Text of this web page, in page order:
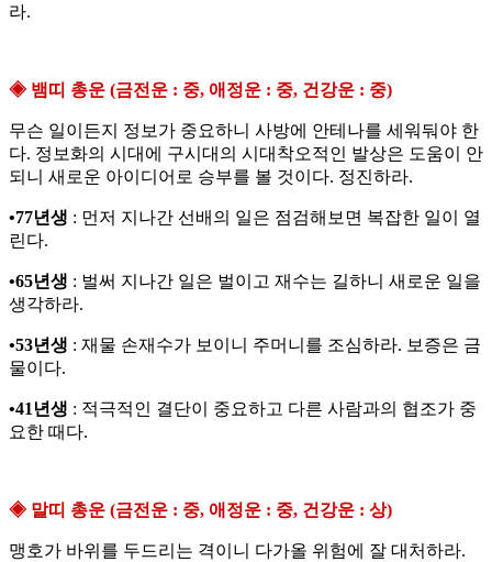
라.
◈ 뱀띠 총운 (금전운 : 중, 애정운 : 중, 건강운 : 중)
무슨 일이든지 정보가 중요하니 사방에 안테나를 세워둬야 한
다. 정보화의 시대에 구시대의 시대착오적인 발상은 도움이 안
되니 새로운 아이디어로 승부를 볼 것이다. 정진하라.
•77년생 : 먼저 지나간 선배의 일은 점검해보면 복잡한 일이 열
린다.
•65년생 : 벌써 지나간 일은 벌이고 재수는 길하니 새로운 일을
생각하라.
•53년생 : 재물 손재수가 보이니 주머니를 조심하라. 보증은 금
물이다.
•41년생 : 적극적인 결단이 중요하고 다른 사람과의 협조가 중
요한 때다.
◈ 말띠 총운 (금전운 : 중, 애정운 : 중, 건강운 : 상)
맹호가 바위를 두드리는 격이니 다가올 위험에 잘 대처하라.